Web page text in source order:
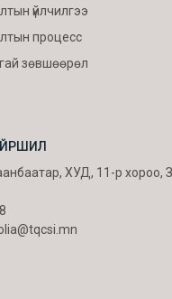
үйлчилгээ
процесс
зөвшөөрөл
ХУД, 11-р хороо,